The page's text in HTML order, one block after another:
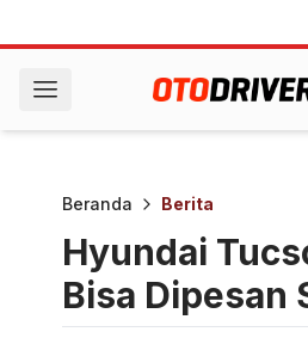
Beranda Berita
Hyundai
Bisa Dipesan